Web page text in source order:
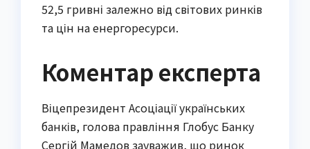
52,5 гривні залежно від світових ринків
та цін на енергоресурси.
Коментар експерта
Віцепрезидент Асоціації українських
банків, голова правління Глобус Банку
Сергій Мамедов зауважив, що ринок